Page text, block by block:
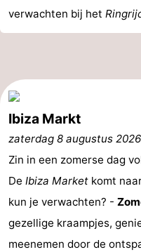
Vakantiehuizen
Buitenhof
Domburg
-
Hof
Domburg
-
Westhove
Last
minutes
Strand
Zien
&
Bezienswaardigheden
verwachten bij het
Ibiza Markt
zaterdag 8 augustus 2026
Zin in een zomerse dag
De Ibiza Market komt
kun je verwachten? -
gezellige kraampjes,
meenemen door de